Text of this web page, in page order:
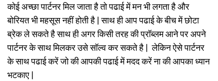
कोई अच्छा पार्टनर मिल जाता है तो पढाई में मन भी लगता है और
बोरियत भी महसूस नहीं होती है | साथ ही आप पढाई के बीच में छोटा
ब्रेक ले सकते है साथ ही अगर किसी तरह की प्रॉब्लम आने पर अपने
पार्टनर के साथ मिलकर उसे सॉल्व कर सकते है | लेकिन ऐसे पार्टनर
के साथ पढाई करें जो की आपकी पढाई में मदद करें ना की आपका ध्यान
भटकाए |